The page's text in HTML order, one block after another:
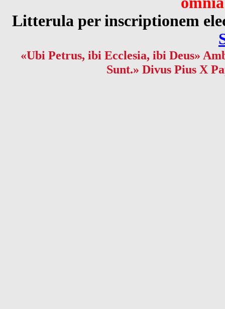
Litterula per inscriptionem
«Ubi Petrus, ibi Ecclesia, ibi Deus»
Sunt.» Divus Pius X